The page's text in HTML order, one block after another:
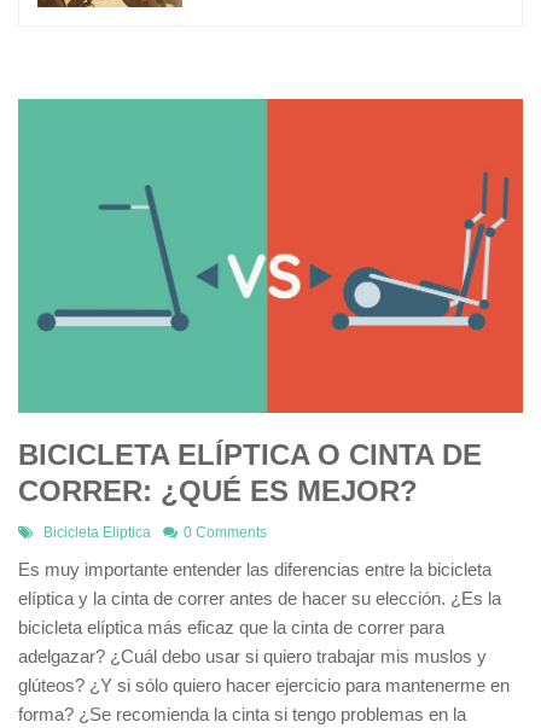
BICICLETA ELÍPTICA O CINTA DE
CORRER: ¿QUÉ ES MEJOR?
Bicicleta Eliptica 0 Comments
Es muy importante entender las diferencias entre la bicicleta
elíptica y la cinta de correr antes de hacer su elección. ¿Es la
bicicleta elíptica más eficaz que la cinta de correr para
adelgazar? ¿Cuál debo usar si quiero trabajar mis muslos y
glúteos? ¿Y si sólo quiero hacer ejercicio para mantenerme en
forma? ¿Se recomienda la cinta si tengo problemas en la